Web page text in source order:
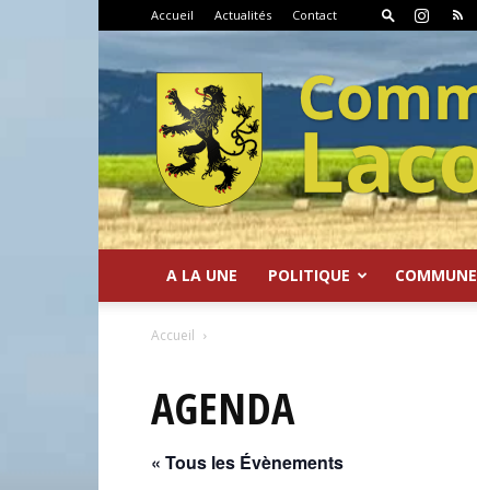
Accueil Actualités Contact
A LA UNE POLITIQUE COMMUNE
Accueil
AGENDA
« Tous les Évènements